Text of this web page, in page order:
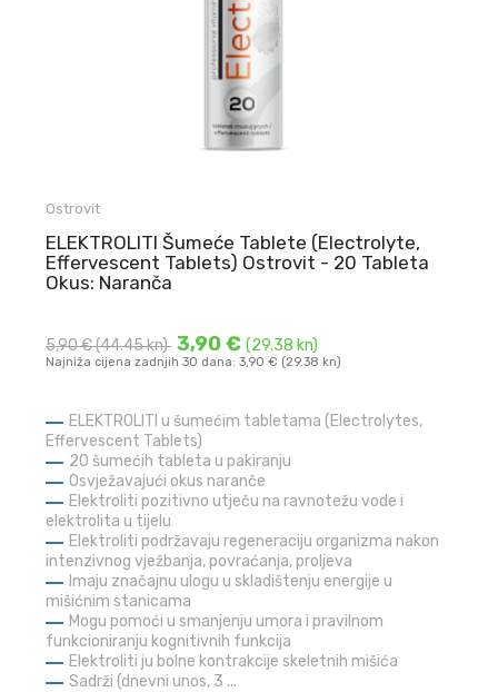
Ostrovit
ELEKTROLITI Šumeće Tablete (Electrolyte,
Effervescent Tablets) Ostrovit - 20 Tableta
Okus: Naranča
5,90 €(44.45 kn) 3,90 €(29.38 kn)
Najniža cijena zadnjih 30 dana: 3,90 € (29.38 kn)
ELEKTROLITI u šumećim tabletama (Electrolytes,
Effervescent Tablets)
20 šumećih tableta u pakiranju
Osvježavajući okus naranče
Elektroliti pozitivno utječu na ravnotežu vode i
elektrolita u tijelu
Elektroliti podržavaju regeneraciju organizma nakon
intenzivnog vježbanja, povraćanja, proljeva
Imaju značajnu ulogu u skladištenju energije u
mišićnim stanicama
Mogu pomoći u smanjenju umora i pravilnom
funkcioniranju kognitivnih funkcija
Elektroliti ju bolne kontrakcije skeletnih mišića
Sadrži (dnevni unos, 3 ...